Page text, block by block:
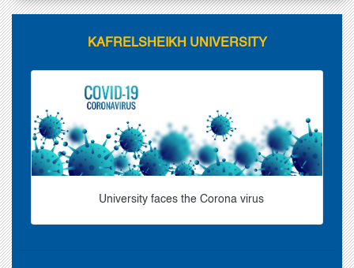
KAFRELSHEIKH UNIVERSITY
University faces the Corona virus